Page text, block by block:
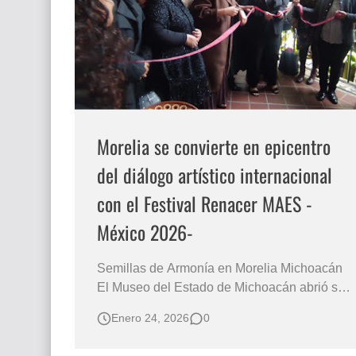
Que significan los cuadros de negras
El mundo del arte en pintura surrealista
Morelia se convierte en epicentro
del diálogo artístico internacional
con el Festival Renacer MAES -
México 2026-
Semillas de Armonía en Morelia Michoacán
El Museo del Estado de Michoacán abrió sus
precedentes con la inauguración de la
Enero 24, 2026 0